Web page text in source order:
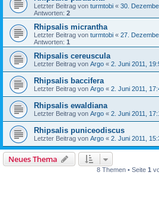
Letzter Beitrag von turmtobi « 30.
Antworten: 2
Rhipsalis micrantha
Letzter Beitrag von turmtobi « 27.
Antworten: 1
Rhipsalis cereuscula
Letzter Beitrag von Argo « 2. Juni 2011,
Rhipsalis baccifera
Letzter Beitrag von Argo « 2. Juni 2011,
Rhipsalis ewaldiana
Letzter Beitrag von Argo « 2. Juni 2011,
Rhipsalis puniceodiscus
Letzter Beitrag von Argo « 2. Juni 2011,
Neues Thema
8 Themen • Seite 1